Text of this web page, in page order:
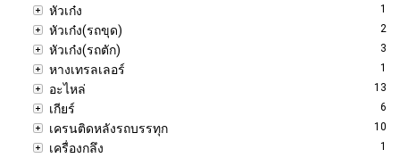
หัวเก๋ง 1
หัวเก๋ง(รถขุด) 2
หัวเก๋ง(รถตัก) 3
หางเทรลเลอร์ 1
อะไหล่ 13
เกียร์ 6
เครนติดหลังรถบรรทุก 10
เครื่องกลึง 1